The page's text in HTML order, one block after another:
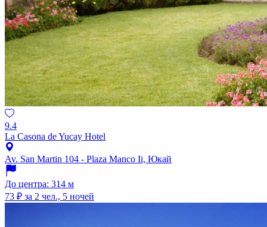
9.4
La Casona de Yucay Hotel
Av. San Martin 104 - Plaza Manco Ii, Юкай
До центра: 314 м
73 ₽ за 2 чел., 5 ночей